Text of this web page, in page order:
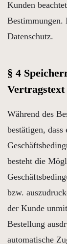
Kunden
Bestimmungen.
Datenschutz.
§ 4
Vertragstext
Während des
bestätigen,
besteht die
bzw.
der Kunde
Bestellung
automatische